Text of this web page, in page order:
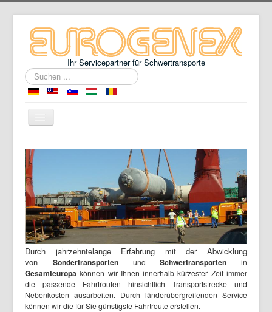
Ihr Servicepartner für Schwertransporte
Suchen
...
Über uns
Genehmigung
Begleitung
Galerie
Durch jahrzehntelange Erfahrung mit der Abwicklung
von SondertransportenundSchwertransporten in
Gesamteuropa können wir Ihnen innerhalb kürzester Zeit immer
die passende Fahrtrouten hinsichtlich Transportstrecke und
Nebenkosten ausarbeiten. Durch länderübergreifenden Service
können wir die für Sie günstigste Fahrtroute erstellen.